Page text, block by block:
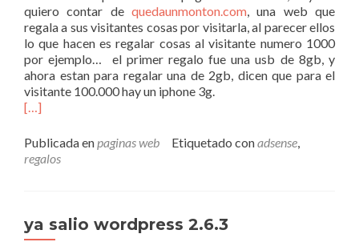
quiero contar de quedaunmonton.com, una web que
regala a sus visitantes cosas por visitarla, al parecer ellos
lo que hacen es regalar cosas al visitante numero 1000
por ejemplo… el primer regalo fue una usb de 8gb, y
ahora estan para regalar una de 2gb, dicen que para el
visitante 100.000 hay un iphone 3g.
[…]
Publicada enpaginas web Etiquetado conadsense,
regalos
ya salio wordpress 2.6.3